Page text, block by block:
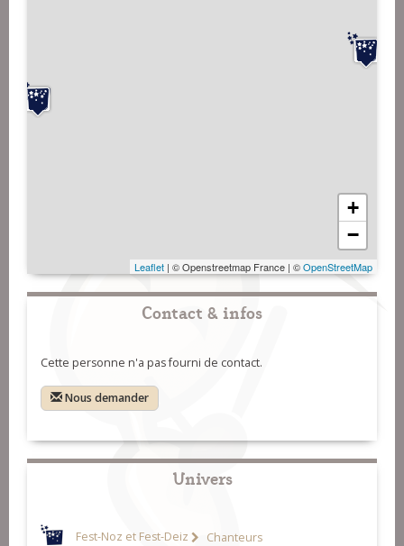
+
−
Leaflet | © Openstreetmap France | ©OpenStreetMap
Contact & infos
Cette personne n'a pas fourni de contact.
Nous demander
Univers
Fest-Noz et Fest-Deiz Chanteurs